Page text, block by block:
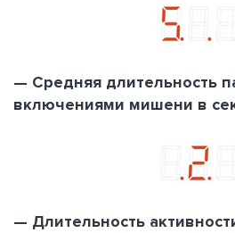
— Средняя длительность
включениями мишени в
— Длительность